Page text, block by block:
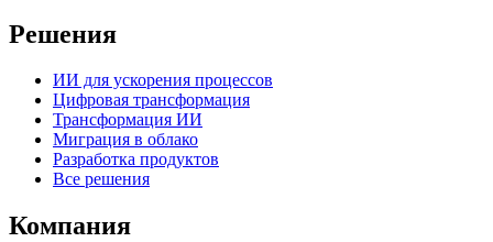
Решения
ИИ для ускорения процессов
Цифровая трансформация
Трансформация ИИ
Миграция в облако
Разработка продуктов
Все решения
Компания